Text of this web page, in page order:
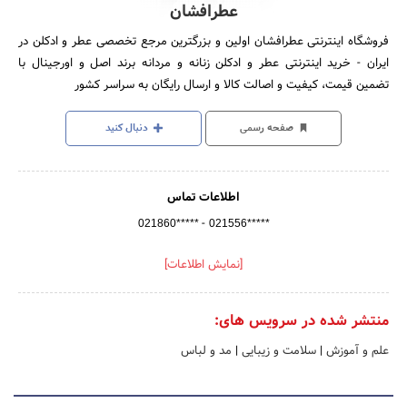
عطرافشان
فروشگاه اینترنتی عطرافشان اولین و بزرگترین مرجع تخصصی عطر و ادکلن در
ایران - خرید اینترنتی عطر و ادکلن زنانه و مردانه برند اصل و اورجینال با
تضمین قیمت، کیفیت و اصالت کالا و ارسال رایگان به سراسر کشور
صفحه رسمی دنبال کنید
اطلاعات تماس
021860***** - 021556*****
[نمایش اطلاعات]
منتشر شده در سرویس های:
علم و آموزش | سلامت و زیبایی | مد و لباس